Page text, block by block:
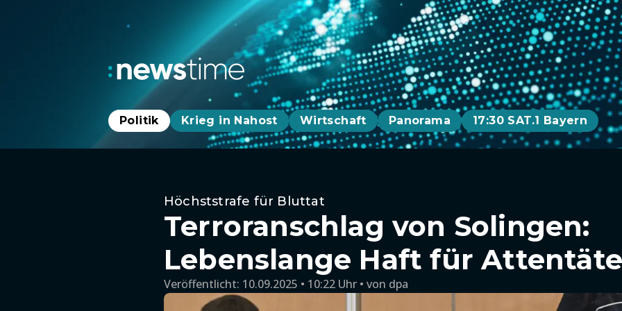
Politik Krieg in Nahost Wirtschaft Panorama 17:30 SAT.1 Bayern
Höchststrafe für Bluttat
Terroranschlag von Solingen:
Lebenslange Haft für
Veröffentlicht: 10.09.2025 • 10:22 Uhr von dpa